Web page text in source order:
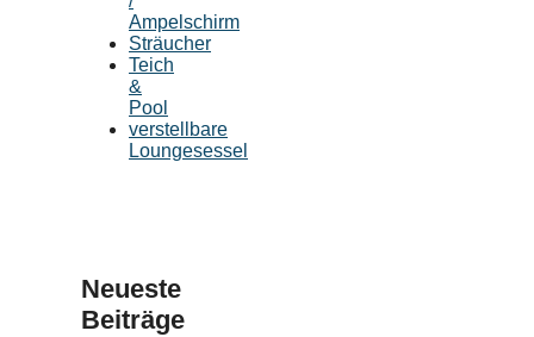
Ampelschirm
Sträucher
Teich
&
Pool
verstellbare
Loungesessel
Neueste
Beiträge